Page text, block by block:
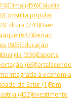
Clima (456)Cláudia
Consulta popular
Cultura (743)Daer
(647)Detran
(805)Educação
Energia (336)Esporte
(66)fortalecendo
integrada à economia
da Setur (1)Fpm
(452)Investimento